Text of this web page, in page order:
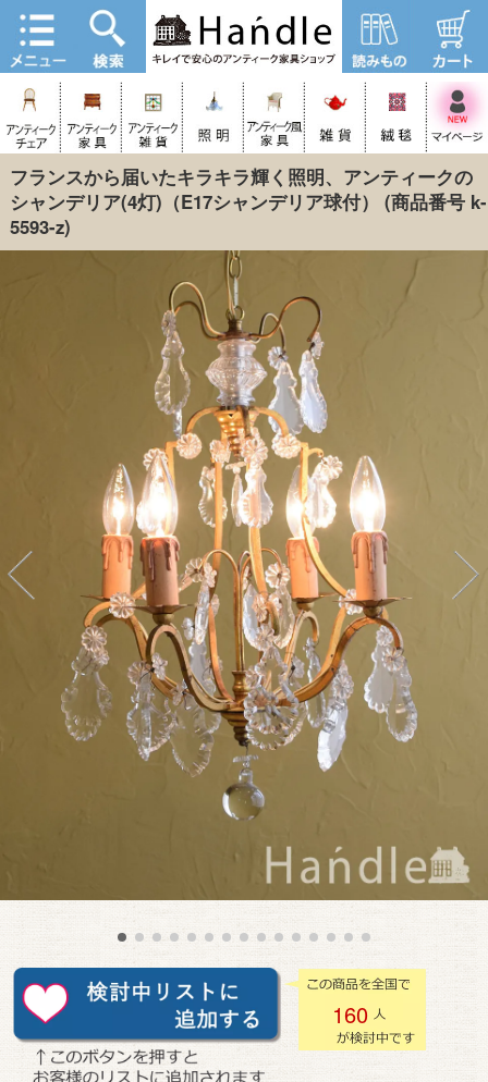
フランスから届いたキラキラ輝く照明、アンティークの
シャンデリア(4灯)（E17シャンデリア球付）
(商品番号 k-
5593-z)
160